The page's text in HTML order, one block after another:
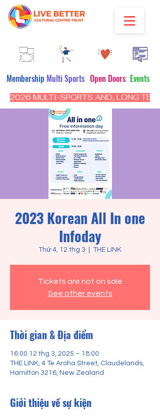
Multi Sports Open Doors Events
Membership
2026 MULTI-SPORTS AND, LONG
2023 Korean All In one
Infoday
Thứ 4, 12 thg 3 THE LINK
Tickets are not on sale
See other events
Thời gian & Địa điểm
16:00 12 thg 3, 2025 – 18:00
THE LINK, 4 Te Aroha Street, Claudelands,
Hamilton 3216, New Zealand
Giới thiệu về sự kiện